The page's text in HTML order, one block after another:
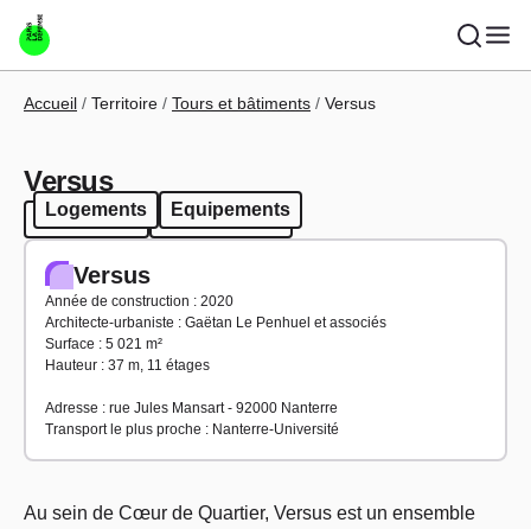
Aller au contenu principal
Fil d'Ariane
Accueil Territoire Tours et bâtiments Versus
Versus
Logements Equipements
Logements Equipements
Versus
Année de construction : 2020
Architecte-urbaniste : Gaëtan Le Penhuel et associés
Surface : 5 021 m²
Hauteur : 37 m, 11 étages
Adresse : rue Jules Mansart - 92000 Nanterre
Transport le plus proche : Nanterre-Université
Au sein de Cœur de Quartier, Versus est un ensemble